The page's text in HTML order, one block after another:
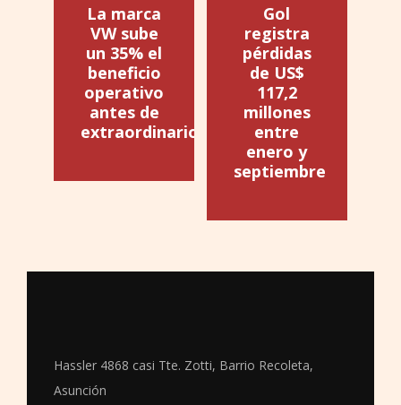
La marca
VW sube
un 35% el
beneficio
operativo
antes de
extraordinarios
Gol
registra
pérdidas
de US$
117,2
millones
entre
enero y
septiembre
Hassler 4868 casi Tte. Zotti, Barrio Recoleta,
Asunción